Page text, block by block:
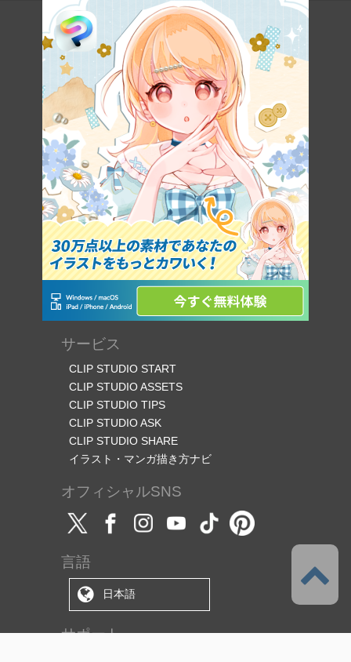
サービス
CLIP STUDIO START
CLIP STUDIO ASSETS
CLIP STUDIO TIPS
CLIP STUDIO ASK
CLIP STUDIO SHARE
イラスト・マンガ描き方ナビ
オフィシャルSNS
言語
日本語
サポート